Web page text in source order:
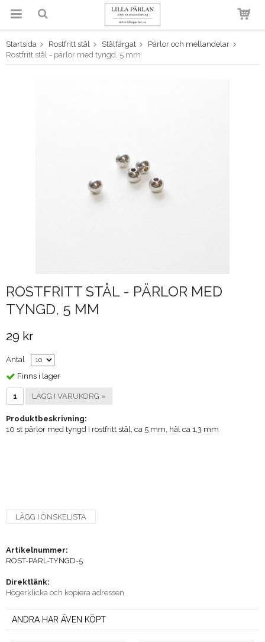
Produkten har blivit tillagd i
varukorgen
Startsida Rostfritt stål Stålfärgat
Pärlor och mellandelar
Rostfritt stål - pärlor med tyngd, 5 mm
ROSTFRITT STÅL - PÄRLOR MED
TYNGD, 5 MM
29 kr
Antal
Finns i lager
LÄGG I VARUKORG »
Produktbeskrivning:
10 st pärlor med tyngd i rostfritt stål, ca 5 mm, hål ca 1,3 mm
LÄGG I ÖNSKELISTA
Artikelnummer:
ROST-PARL-TYNGD-5
Direktlänk:
Högerklicka och kopiera adressen
ANDRA HAR ÄVEN KÖPT